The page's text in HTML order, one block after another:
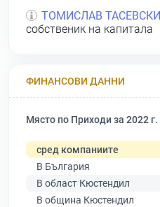
ТОМИСЛАВ ТАСЕВСКИ
собственик на капитала
ФИНАНСОВИ ДАННИ
Място по Приходи за 2022 г.
сред компаниите
В България
В област Кюстендил
В община Кюстендил